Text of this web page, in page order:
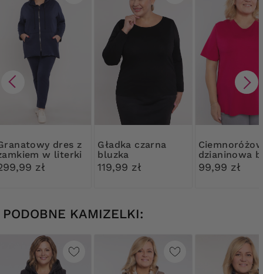
z
w literki
zł
Gładka czarna
bluzka
119,99 zł
Ciemnoróżowa
dzianinowa
99,99 zł
PODOBNE KAMIZELKI: